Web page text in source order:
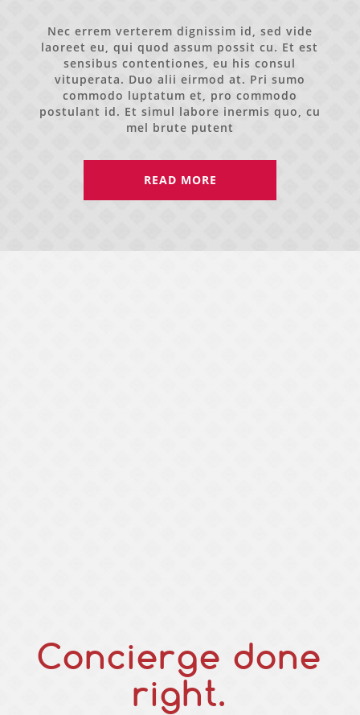
Nec errem verterem dignissim id, sed vide
laoreet eu, qui quod assum possit cu. Et est
sensibus contentiones, eu his consul
vituperata. Duo alii eirmod at. Pri sumo
commodo luptatum et, pro commodo
postulant id. Et simul labore inermis quo, cu
mel brute putent
READ MORE
Concierge done
right.